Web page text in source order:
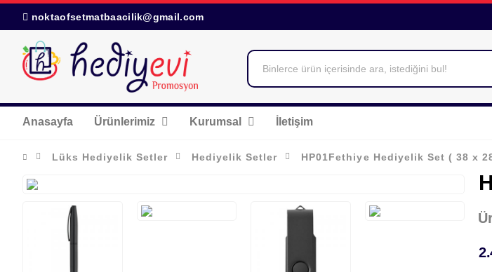
noktaofsetmatbaacilik@gmail.com
Anasayfa Ürünlerimiz Kurumsal İletişim
Lüks Hediyelik Setler Hediyelik Setler HP01Fethiye Hediyelik Set ( 38 x